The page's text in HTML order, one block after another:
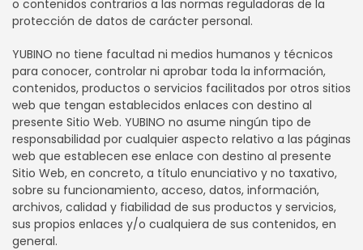
o contenidos contrarios a las normas reguladoras de la
protección de datos de carácter personal.
YUBINO no tiene facultad ni medios humanos y técnicos
para conocer, controlar ni aprobar toda la información,
contenidos, productos o servicios facilitados por otros sitios
web que tengan establecidos enlaces con destino al
presente Sitio Web. YUBINO no asume ningún tipo de
responsabilidad por cualquier aspecto relativo a las páginas
web que establecen ese enlace con destino al presente
Sitio Web, en concreto, a título enunciativo y no taxativo,
sobre su funcionamiento, acceso, datos, información,
archivos, calidad y fiabilidad de sus productos y servicios,
sus propios enlaces y/o cualquiera de sus contenidos, en
general.